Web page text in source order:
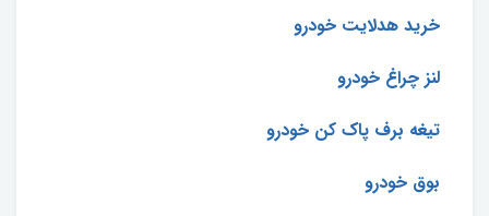
خرید هدلایت خودرو
لنز چراغ خودرو
تیغه برف پاک کن خودرو
بوق خودرو